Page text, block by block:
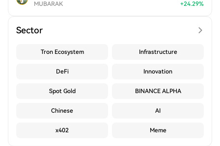
MUBARAK +24.29%
Sector
Tron Ecosystem Infrastructure
DeFi Innovation
Spot Gold BINANCE ALPHA
Chinese AI
x402 Meme